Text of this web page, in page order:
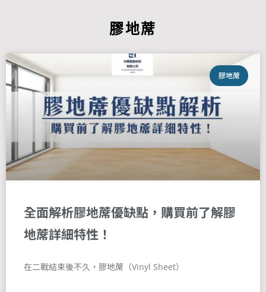
膠地蓆
膠地蓆
全面解析膠地蓆優缺點，購買前了解膠
地蓆詳細特性！
在二戰結束後不久，膠地蓆（Vinyl Sheet）